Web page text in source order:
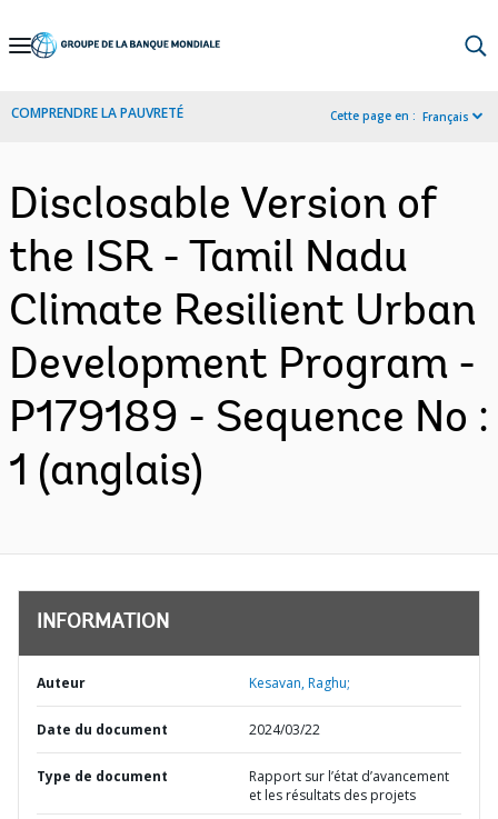
Skip
Navigation
COMPRENDRE LA PAUVRETÉ Cette page en : Français
Disclosable Version of
the ISR - Tamil Nadu
Climate Resilient Urban
Development Program -
P179189 - Sequence No :
1 (anglais)
INFORMATION
Auteur Kesavan, Raghu;
Date du document 2024/03/22
Type de document
Rapport sur l’état d’avancement
et les résultats des projets